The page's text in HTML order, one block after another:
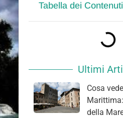
Tabella dei Contenuti
Ultimi
Cosa
della